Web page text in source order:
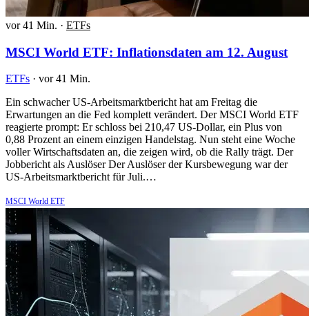
vor 41 Min. · ETFs
MSCI World ETF: Inflationsdaten am 12. August
ETFs · vor 41 Min.
Ein schwacher US-Arbeitsmarktbericht hat am Freitag die
Erwartungen an die Fed komplett verändert. Der MSCI World ETF
reagierte prompt: Er schloss bei 210,47 US-Dollar, ein Plus von
0,88 Prozent an einem einzigen Handelstag. Nun steht eine Woche
voller Wirtschaftsdaten an, die zeigen wird, ob die Rally trägt. Der
Jobbericht als Auslöser Der Auslöser der Kursbewegung war der
US-Arbeitsmarktbericht für Juli.…
MSCI World ETF